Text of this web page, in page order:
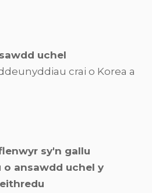
uchel
crai o Korea a
sy'n gallu
ansawdd uchel y